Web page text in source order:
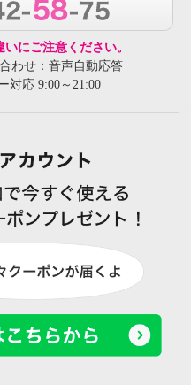
にご注意ください。
わせ：音声自動応答
対応 9:00～21:00